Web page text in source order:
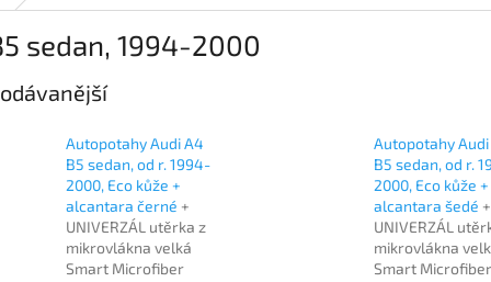
sedan, 1994-2000
Autopotahy Audi A4
B5 sedan, od r. 1994-
2000, Eco kůže +
alcantara černé +
UNIVERZÁL utěrka z
mikrovlákna velká
Smart Microfiber
Autopotahy Audi
B5 sedan, od r.
2000, Eco kůže +
alcantara šedé +
UNIVERZÁL
mikrovlákna
Smart Microfiber